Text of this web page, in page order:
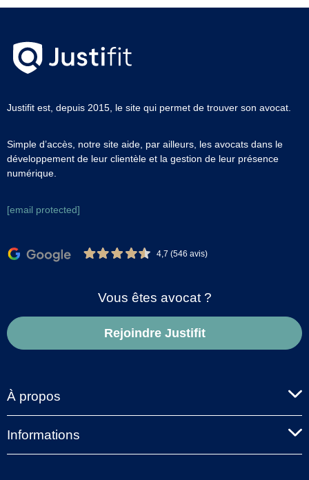
Justifit est, depuis 2015, le site qui permet de trouver son avocat.
Simple d’accès, notre site aide, par ailleurs, les avocats dans le
développement de leur clientèle et la gestion de leur présence
numérique.
[email protected]
4,7 (546 avis)
Vous êtes avocat ?
Rejoindre Justifit
À propos
Informations